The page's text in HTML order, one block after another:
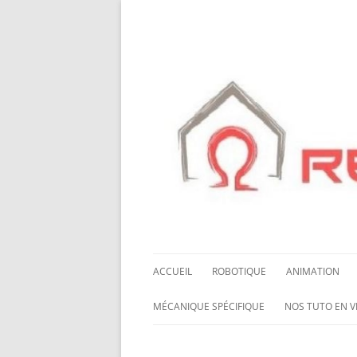
ACCUEIL ROBOTIQUE
NOS ROBOTS
ANIMATION
HALLOWING M0
MÉCANIQUE SPÉCIFIQUE NOS TUTO EN